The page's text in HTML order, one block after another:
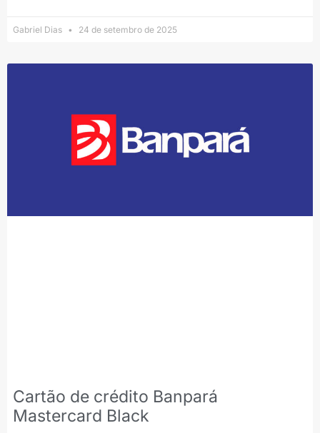
Gabriel Dias 24 de setembro de 2025
Cartão de crédito Banpará
Mastercard Black